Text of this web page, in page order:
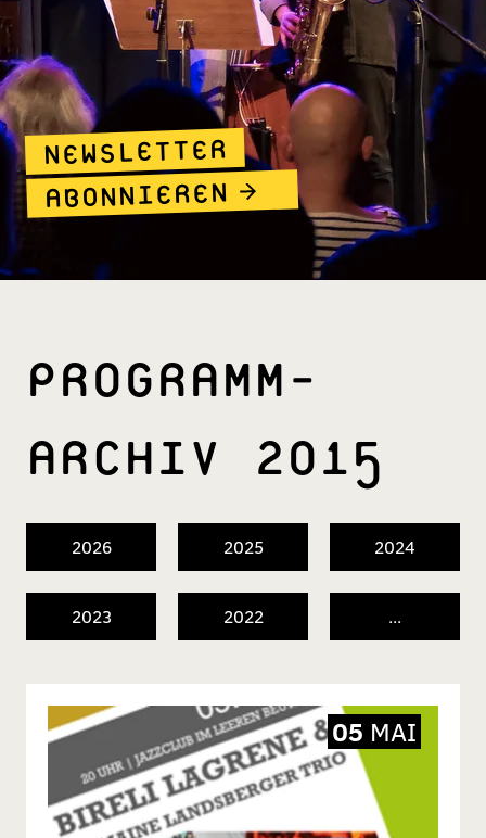
NEWSLETTER
ABONNIEREN
PROGRAMM­
ARCHIV 2015
2026 2025 2024
2023 2022 ...
05 MAI